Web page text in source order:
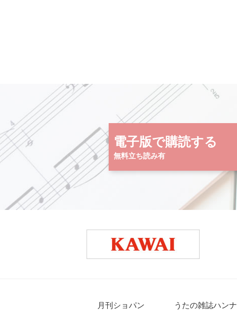
電子版で購読する
無料立ち読み有
月刊ショパン うたの雑誌ハンナ